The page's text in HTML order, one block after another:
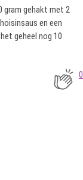
gram gehakt met 2
en een
geheel nog 10
0